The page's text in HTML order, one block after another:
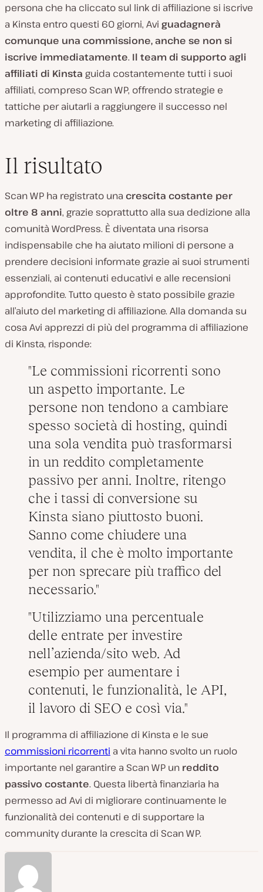
persona che ha cliccato sul link di affiliazione si iscrive
a Kinsta entro questi 60 giorni, Avi guadagnerà
comunque una commissione, anche se non si
iscrive immediatamente. Il team di supporto agli
affiliati di Kinsta guida costantemente tutti i suoi
affiliati, compreso Scan WP, offrendo strategie e
tattiche per aiutarli a raggiungere il successo nel
marketing di affiliazione.
Il risultato
Scan WP ha registrato una crescita costante per
oltre 8 anni, grazie soprattutto alla sua dedizione alla
comunità WordPress. È diventata una risorsa
indispensabile che ha aiutato milioni di persone a
prendere decisioni informate grazie ai suoi strumenti
essenziali, ai contenuti educativi e alle recensioni
approfondite. Tutto questo è stato possibile grazie
all’aiuto del marketing di affiliazione. Alla domanda su
cosa Avi apprezzi di più del programma di affiliazione
di Kinsta, risponde:
Le commissioni ricorrenti sono
un aspetto importante. Le
persone non tendono a cambiare
spesso società di hosting, quindi
una sola vendita può trasformarsi
in un reddito completamente
passivo per anni. Inoltre, ritengo
che i tassi di conversione su
Kinsta siano piuttosto buoni.
Sanno come chiudere una
vendita, il che è molto importante
per non sprecare più traffico del
necessario.
Utilizziamo una percentuale
delle entrate per investire
nell’azienda/sito web. Ad
esempio per aumentare i
contenuti, le funzionalità, le API,
il lavoro di SEO e così via.
Il programma di affiliazione di Kinsta e le sue
commissioni ricorrenti a vita hanno svolto un ruolo
importante nel garantire a Scan WP un reddito
passivo costante. Questa libertà finanziaria ha
permesso ad Avi di migliorare continuamente le
funzionalità dei contenuti e di supportare la
community durante la crescita di Scan WP.